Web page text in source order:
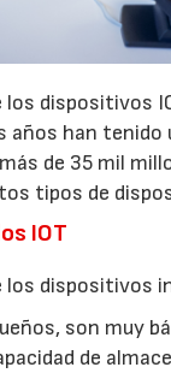
los dispositivos
han tenido
de 35 mil
tipos de
IOT
los dispositivos
son muy
de
07/2026